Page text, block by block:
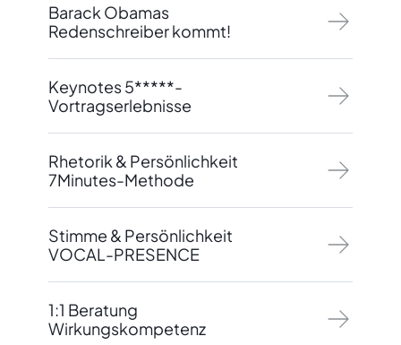
Barack Obamas
Redenschreiber kommt!
Keynotes 5*****-
Vortragserlebnisse
Rhetorik & Persönlichkeit
7Minutes-Methode
Stimme & Persönlichkeit
VOCAL-PRESENCE
1:1 Beratung
Wirkungskompetenz